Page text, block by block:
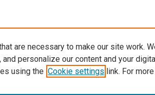
are necessary to make our site work.
and personalize our content and your
using the Cookie settings link. For